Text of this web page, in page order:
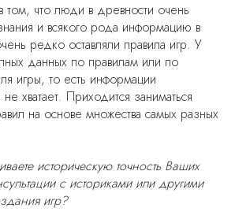
том, что люди в древности очень
и всякого рода информацию в
редко оставляли правила игр. У
данных по правилам или по
игры, то есть информации
не хватает. Приходится заниматься
на основе множества самых разных
историческую точность Ваших
с историками или другими
игр?